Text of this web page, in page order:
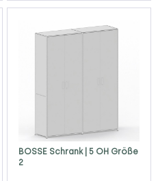
BOSSE Schrank | 5 OH Größe
2